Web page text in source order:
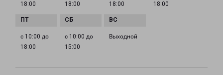
18:00
18:00
18:00
18:00
с 10:00 до
18:00
с 10:00 до
15:00
Выходной